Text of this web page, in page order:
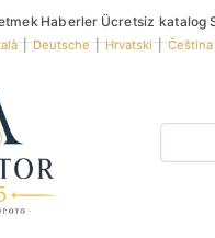
Haberler Ücretsiz katalog
|Deutsche|Hrvatski|Čeština